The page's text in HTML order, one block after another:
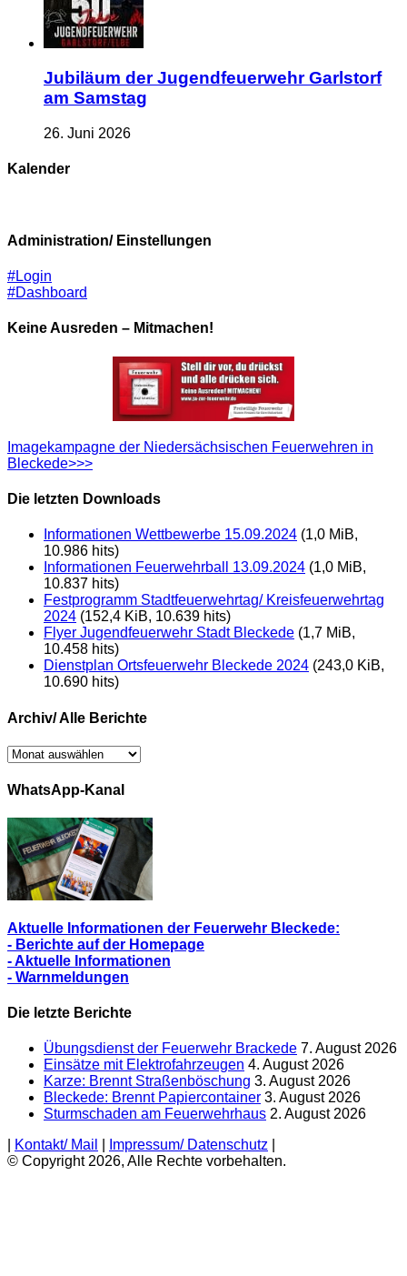
Jubiläum der Jugendfeuerwehr Garlstorf
am Samstag
26. Juni 2026
Kalender
Administration/ Einstellungen
#Login
#Dashboard
Keine Ausreden – Mitmachen!
Imagekampagne der Niedersächsischen Feuerwehren in
Bleckede>>>
Die letzten Downloads
Informationen Wettbewerbe 15.09.2024 (1,0 MiB,
10.986 hits)
Informationen Feuerwehrball 13.09.2024 (1,0 MiB,
10.837 hits)
Festprogramm Stadtfeuerwehrtag/ Kreisfeuerwehrtag
2024 (152,4 KiB, 10.639 hits)
Flyer Jugendfeuerwehr Stadt Bleckede (1,7 MiB,
10.458 hits)
Dienstplan Ortsfeuerwehr Bleckede 2024 (243,0 KiB,
10.690 hits)
Archiv/ Alle Berichte
Archiv/
Berichte
WhatsApp-Kanal
Aktuelle Informationen der Feuerwehr Bleckede:
- Berichte auf der Homepage
- Aktuelle Informationen
- Warnmeldungen
Die letzte Berichte
Übungsdienst der Feuerwehr Brackede 7. August 2026
Einsätze mit Elektrofahrzeugen 4. August 2026
Karze: Brennt Straßenböschung 3. August 2026
Bleckede: Brennt Papiercontainer 3. August 2026
Sturmschaden am Feuerwehrhaus 2. August 2026
Kontakt/ Mail Impressum/ Datenschutz
© Copyright 2026, Alle Rechte vorbehalten.